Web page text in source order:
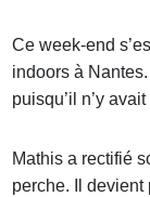
Ce week-end
indoors à
puisqu’il n’y
Mathis a rectifié
perche. Il devient